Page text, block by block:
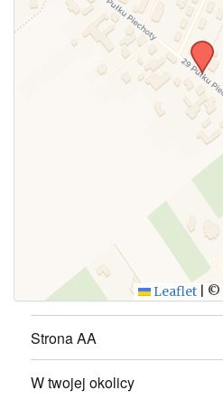
Leaflet ©
Strona AA
W twojej okolicy